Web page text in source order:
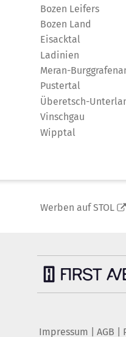
Bozen Leifers
Bozen Land
Eisacktal
Ladinien
Meran-
Pustertal
Überetsch-
Vinschgau
Wipptal
Werben auf STOL
Impressum AGB